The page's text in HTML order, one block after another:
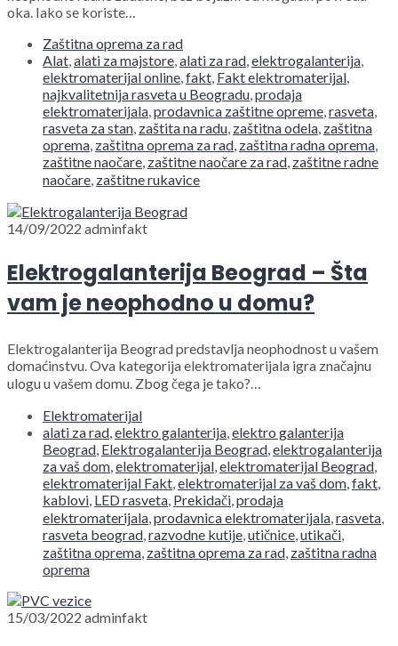
oka. Iako se koriste…
Zaštitna oprema za rad
Alat,alati za majstore,alati za rad,elektrogalanterija,
elektromaterijal online,fakt, Fakt elektromaterijal,
najkvalitetnija rasveta u Beogradu,prodaja
elektromaterijala,prodavnica zaštitne opreme,rasveta,
rasveta za stan, zaštita na radu, zaštitna odela, zaštitna
oprema, zaštitna oprema za rad, zaštitna radna oprema,
zaštitne naočare, zaštitne naočare za rad, zaštitne radne
naočare, zaštitne rukavice
14/09/2022 adminfakt
Elektrogalanterija Beograd – Šta
vam je neophodno u domu?
Elektrogalanterija Beograd predstavlja neophodnost u vašem
domaćinstvu. Ova kategorija elektromaterijala igra značajnu
ulogu u vašem domu. Zbog čega je tako?…
Elektromaterijal
alati za rad,elektro galanterija,elektro galanterija
Beograd, Elektrogalanterija Beograd,elektrogalanterija
za vaš dom,elektromaterijal,elektromaterijal Beograd,
elektromaterijal Fakt,elektromaterijal za vaš dom,fakt,
kablovi, LED rasveta, Prekidači,prodaja
elektromaterijala,prodavnica elektromaterijala,rasveta,
rasveta beograd,razvodne kutije,utičnice,utikači,
zaštitna oprema, zaštitna oprema za rad, zaštitna radna
oprema
15/03/2022 adminfakt